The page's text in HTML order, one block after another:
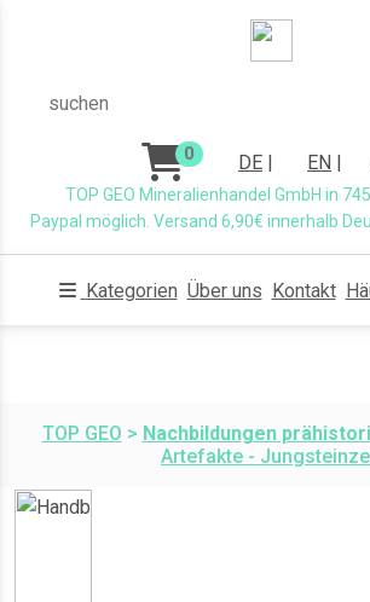
suchen
0 DE | EN |
TOP GEO Mineralienhandel GmbH in
Paypal möglich. Versand 6,90€ innerhalb
Kategorien Über uns Kontakt
TOP GEO > Nachbildungen
Artefakte -